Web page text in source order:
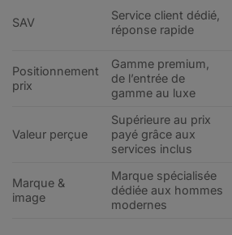
SAV
Service client dédié,
réponse rapide
Positionnement
prix
Gamme premium,
de l’entrée de
gamme au luxe
Valeur perçue
Supérieure au prix
payé grâce aux
services inclus
Marque &
image
Marque spécialisée
dédiée aux hommes
modernes